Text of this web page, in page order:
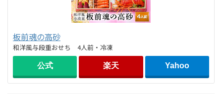
板前魂の高砂
和洋風与段重おせち 4人前・冷凍
公式 楽天 Yahoo